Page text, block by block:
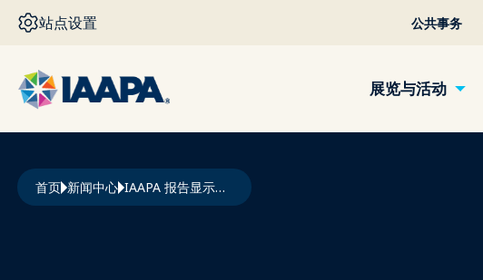
跳转到主要内容
站点设置 公共事务
展览与活动
面包屑
首页 新闻中心 IAAPA 报告显示，中东和非洲景点行业增长强劲，对经济影响巨大